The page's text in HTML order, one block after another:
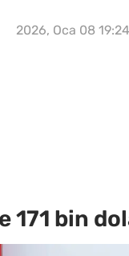
2026, Oca 08 19:24
bin